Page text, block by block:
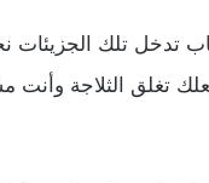
تدخل تلك الجزيئات
تغلق الثلاجة وأنت